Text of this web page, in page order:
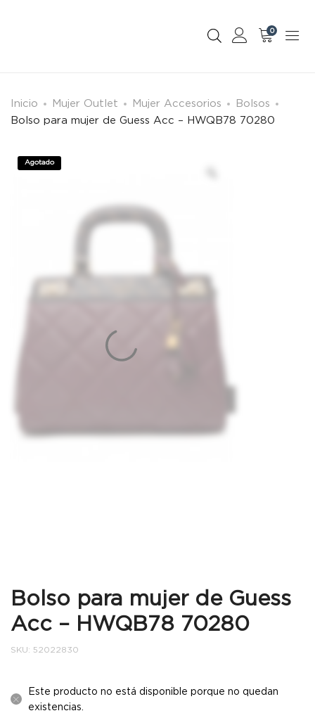
0
Inicio Mujer Outlet Mujer Accesorios
Bolsos
Bolso para mujer de Guess Acc – HWQB78 70280
Agotado
Bolso para mujer de Guess
Acc – HWQB78 70280
SKU: 52022830
Este producto no está disponible porque no quedan
existencias.